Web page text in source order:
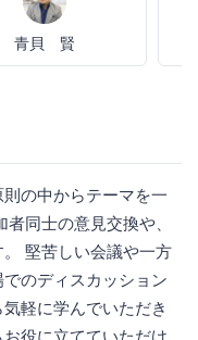
青貝 賢
の中からテーマを一
同士の意見交換や、
堅苦しい会議や一方
のディスカッション
軽に学んでいただき